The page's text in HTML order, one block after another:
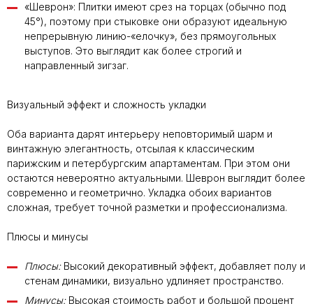
«Шеврон»: Плитки имеют срез на торцах (обычно под
45°), поэтому при стыковке они образуют идеальную
непрерывную линию-«елочку», без прямоугольных
выступов. Это выглядит как более строгий и
направленный зигзаг.
Визуальный эффект и сложность укладки
Оба варианта дарят интерьеру неповторимый шарм и
винтажную элегантность, отсылая к классическим
парижским и петербургским апартаментам. При этом они
остаются невероятно актуальными. Шеврон выглядит более
современно и геометрично. Укладка обоих вариантов
сложная, требует точной разметки и профессионализма.
Плюсы и минусы
Плюсы:Высокий декоративный эффект, добавляет полу и
стенам динамики, визуально удлиняет пространство.
Минусы:Высокая стоимость работ и большой процент